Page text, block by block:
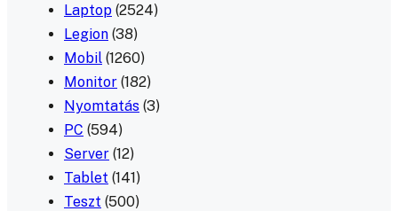
Laptop (2524)
Legion (38)
Mobil (1260)
Monitor (182)
Nyomtatás (3)
PC (594)
Server (12)
Tablet (141)
Teszt (500)